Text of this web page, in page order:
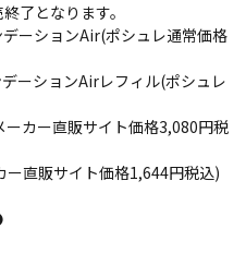
了となります。
ーションAir(ポシュレ通常価格
ーションAirレフィル(ポシュレ
カー直販サイト価格3,080円税
直販サイト価格1,644円税込)